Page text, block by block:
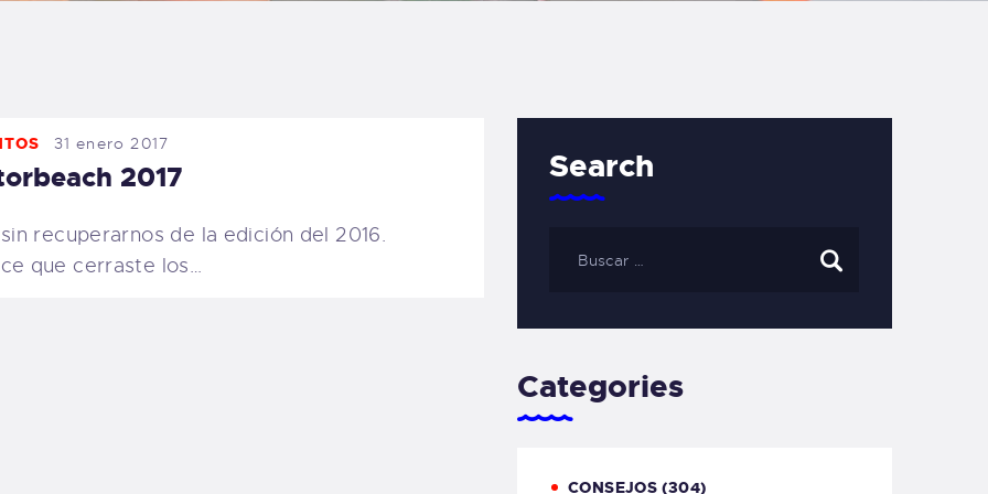
CARRITO
FAMILY
31 enero 2017
2017
recuperarnos de la edición del 2016.
que cerraste los…
Search
Categories
CONSEJOS (304)